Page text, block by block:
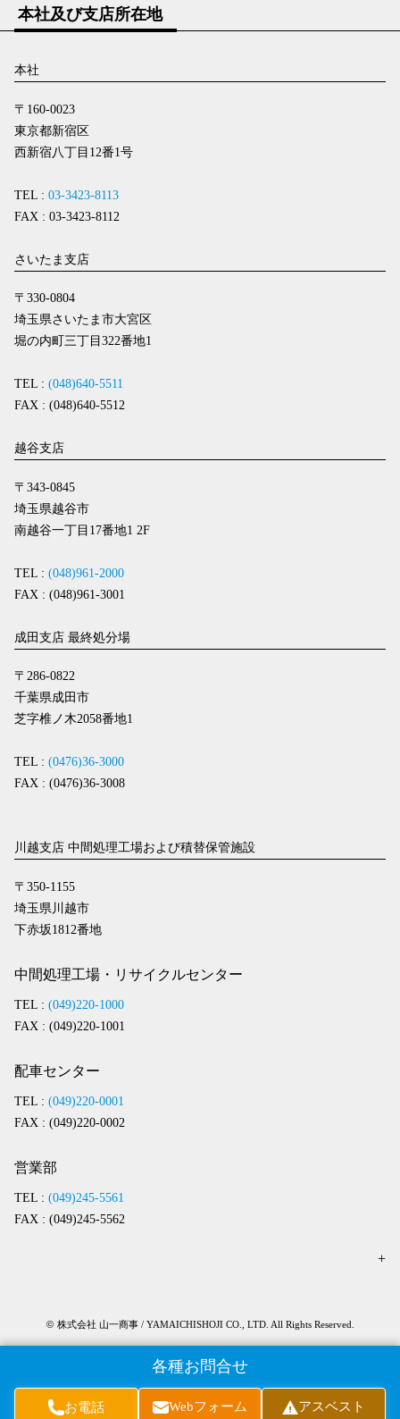
本社及び支店所在地
本社
〒160-0023
東京都新宿区
西新宿八丁目12番1号
TEL : 03-3423-8113
FAX : 03-3423-8112
さいたま支店
〒330-0804
埼玉県さいたま市大宮区
堀の内町三丁目322番地1
TEL : (048)640-5511
FAX : (048)640-5512
越谷支店
〒343-0845
埼玉県越谷市
南越谷一丁目17番地1 2F
TEL : (048)961-2000
FAX : (048)961-3001
成田支店 最終処分場
〒286-0822
千葉県成田市
芝字椎ノ木2058番地1
TEL : (0476)36-3000
FAX : (0476)36-3008
川越支店 中間処理工場および積替保管施設
〒350-1155
埼玉県川越市
下赤坂1812番地
中間処理工場・リサイクルセンター
TEL : (049)220-1000
FAX : (049)220-1001
配車センター
TEL : (049)220-0001
FAX : (049)220-0002
営業部
TEL : (049)245-5561
FAX : (049)245-5562
各種お問合せ
お電話 Webフォーム アスベスト
© 株式会社 山一商事 / YAMAICHISHOJI CO., LTD. All Rights Reserved.